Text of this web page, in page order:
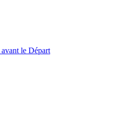
le Départ